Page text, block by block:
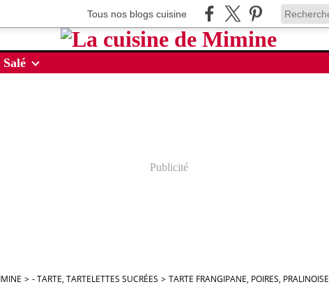
Tous nos blogs cuisine
Publicité
> - TARTE, TARTELETTES SUCRÉES > TARTE FRANGIPANE, POIRES, PRALINOISE